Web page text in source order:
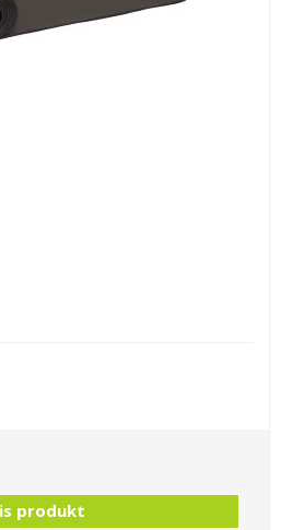
produkt